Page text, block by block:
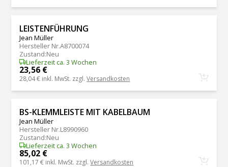
LEISTENFÜHRUNG
Jean Müller
Hersteller Nr.A8700074
Zustand:Neu
Lieferzeit ca. 3 Wochen
23,56 €
28,04 € inkl. MwSt. zzgl.Versandkosten
BS-KLEMMLEISTE MIT KABELBAUM
Jean Müller
Hersteller Nr.L8990960
Zustand:Neu
Lieferzeit ca. 3 Wochen
85,02 €
101,17 € inkl. MwSt. zzgl.Versandkosten